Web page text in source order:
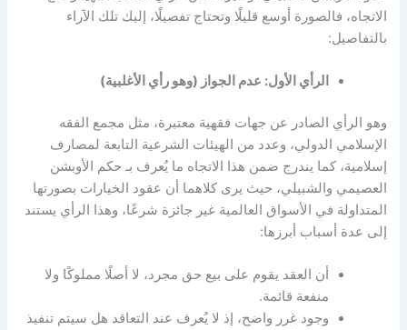
الاتجاه، فالصورة أوسع قليلًا وتحتاج تفصيلًا، إليك تلك الآراء
بالتفاصيل:
الرأي الأول: عدم الجواز (وهو رأي الأغلبية)
وهو الرأي الصادر عن جهات فقهية معتبرة، مثل مجمع الفقه
الإسلامي الدولي، وعدد من الهيئات الشرعية التابعة لمصارف
إسلامية، كما يندرج ضمن هذا الاتجاه ما يُعرف بـحكم الأوبشن
العصيمي والشبيلي، حيث يرى كلاهما أن عقود الخيارات بصورتها
المتداولة في الأسواق العالمية غير جائزة شرعًا، وهذا الرأي يستند
إلى عدة أسباب أبرزها:
أن العقد يقوم على بيع حق مجرد، لا أصلًا مملوكًا ولا
منفعة قائمة.
وجود غرر واضح، إذ لا يُعرف عند التعاقد هل سيتم تنفيذ